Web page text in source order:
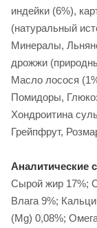
индейки (6%),
(натуральный
Минералы,
дрожжи
Масло лосося
Помидоры,
Хондроитина
Грейпфрут,
Аналитические
Сырой жир 17%;
Влага 9%;
(Mg) 0,08%;